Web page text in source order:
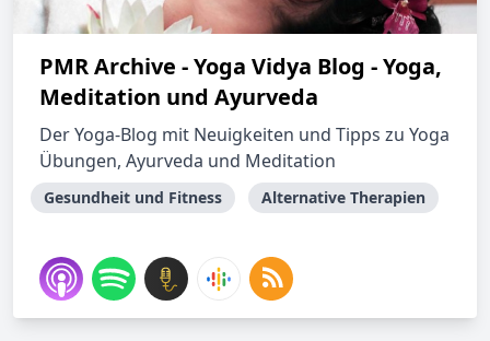
PMR Archive - Yoga Vidya Blog - Yoga,
Meditation und Ayurveda
Der Yoga-Blog mit Neuigkeiten und Tipps zu Yoga
Übungen, Ayurveda und Meditation
Gesundheit und Fitness Alternative Therapien